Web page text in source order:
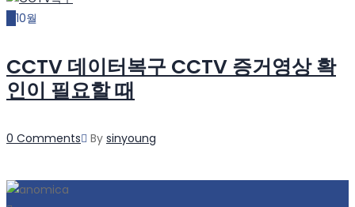
10월
CCTV 데이터복구 CCTV 증거영상 확
인이 필요할 때
0 Comments By Author
sinyoung